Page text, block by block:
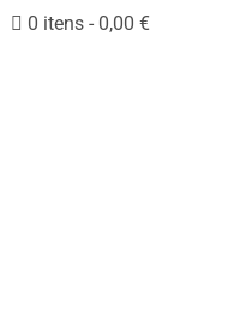
0 itens 0,00 €